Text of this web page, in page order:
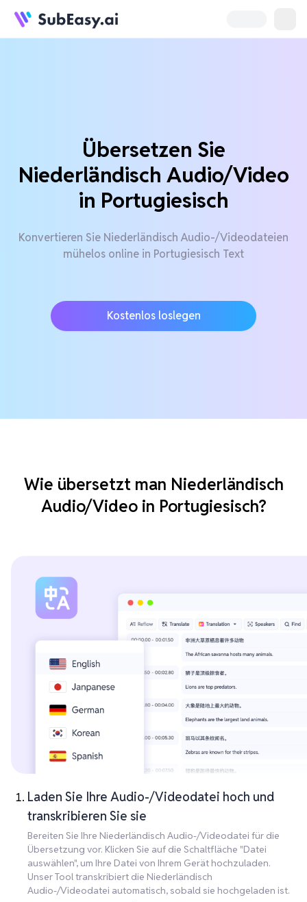
Übersetzen Sie
Niederländisch Audio/Video
in Portugiesisch
Konvertieren Sie Niederländisch Audio-/Videodateien
mühelos online in Portugiesisch Text
Kostenlos loslegen
Wie übersetzt man Niederländisch
Audio/Video in Portugiesisch?
Laden Sie Ihre Audio-/Videodatei hoch und
transkribieren Sie sie
Bereiten Sie Ihre Niederländisch Audio-/Videodatei für die
Übersetzung vor. Klicken Sie auf die Schaltfläche "Datei
auswählen", um Ihre Datei von Ihrem Gerät hochzuladen.
Unser Tool transkribiert die Niederländisch
Audio-/Videodatei automatisch, sobald sie hochgeladen ist.